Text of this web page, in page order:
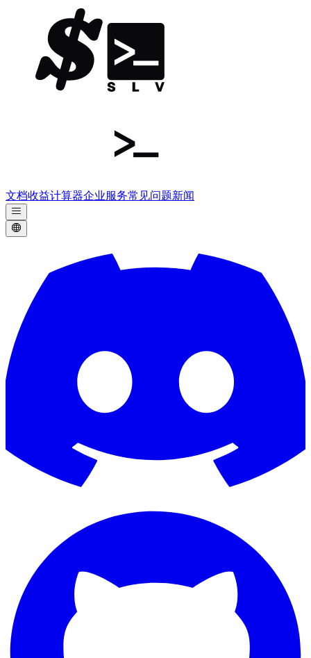
文档收益计算器企业服务常见问题新闻